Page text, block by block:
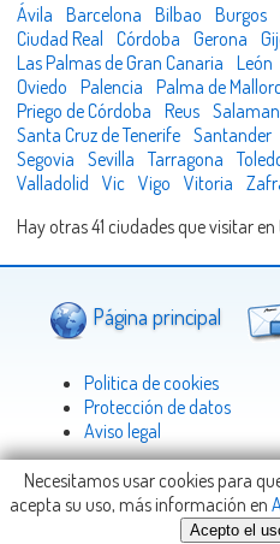
Ávila Barcelona Bilbao Burgos
Ciudad Real Córdoba Gerona
Las Palmas de Gran Canaria León
Oviedo Palencia Palma de
Priego de Córdoba Reus
Santa Cruz de Tenerife Santander
Segovia Sevilla Tarragona
Valladolid Vic Vigo Vitoria
Hay otras 41 ciudades que visitar
Página principal
Politica de cookies
Protección de datos
Aviso legal
Copyright © 2005-2026
Necesitamos usar cookies para
acepta su uso, más información en
Acepto el